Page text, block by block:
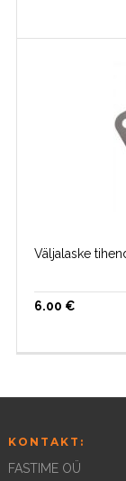
Väljalaske
6.00 €
KONTAKT:
FASTIME OÜ